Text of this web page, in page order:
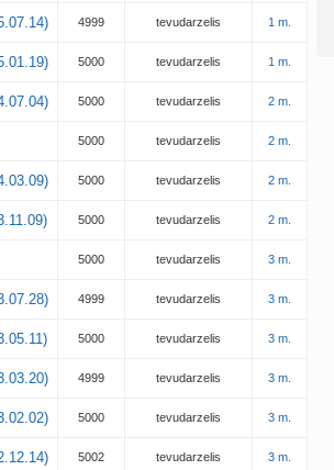
4999 tevudarzelis 1 m.
5000 tevudarzelis 1 m.
5000 tevudarzelis 2 m.
5000 tevudarzelis 2 m.
5000 tevudarzelis 2 m.
5000 tevudarzelis 2 m.
5000 tevudarzelis 3 m.
4999 tevudarzelis 3 m.
5000 tevudarzelis 3 m.
4999 tevudarzelis 3 m.
5000 tevudarzelis 3 m.
5002 tevudarzelis 3 m.